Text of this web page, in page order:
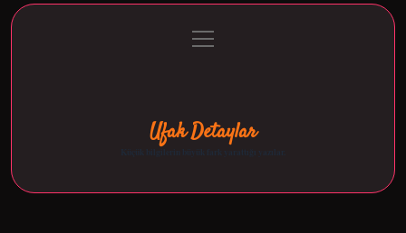
Gizlilik Politikası
menüyü
aç
Ufak Detaylar
Küçük bilgilerin büyük fark yarattığı yazılar.